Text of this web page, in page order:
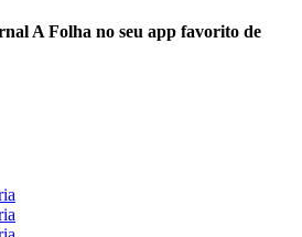
A Folha no seu app favorito de